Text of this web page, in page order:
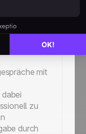
mit
zu
durch